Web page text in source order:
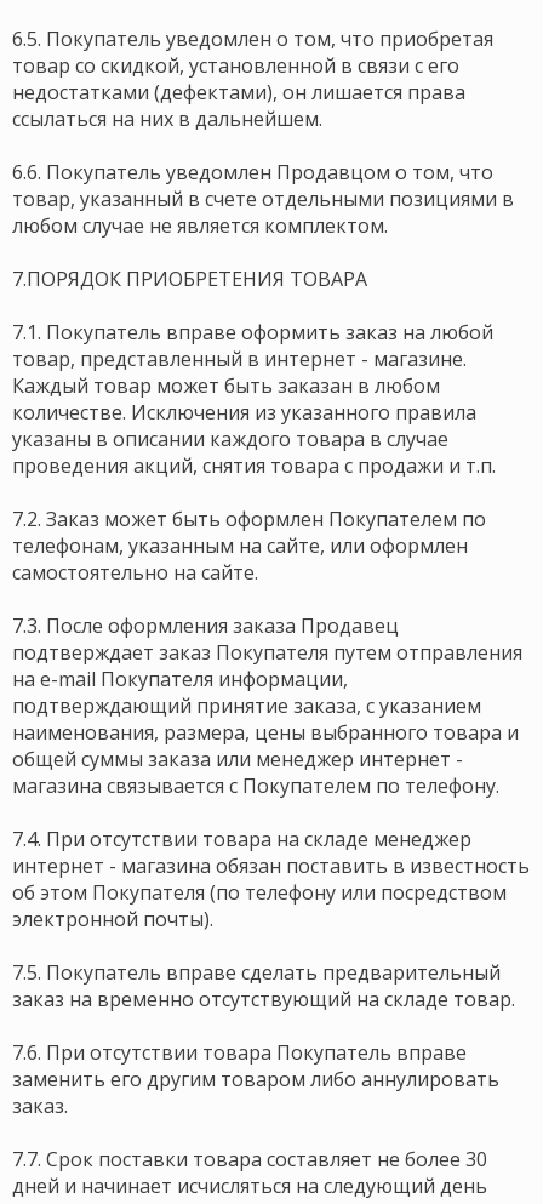
6.5. Покупатель уведомлен о том, что приобретая
товар со скидкой, установленной в связи с его
недостатками (дефектами), он лишается права
ссылаться на них в дальнейшем.
6.6. Покупатель уведомлен Продавцом о том, что
товар, указанный в счете отдельными позициями в
любом случае не является комплектом.
7.ПОРЯДОК ПРИОБРЕТЕНИЯ ТОВАРА
7.1. Покупатель вправе оформить заказ на любой
товар, представленный в интернет - магазине.
Каждый товар может быть заказан в любом
количестве. Исключения из указанного правила
указаны в описании каждого товара в случае
проведения акций, снятия товара с продажи и т.п.
7.2. Заказ может быть оформлен Покупателем по
телефонам, указанным на сайте, или оформлен
самостоятельно на сайте.
7.3. После оформления заказа Продавец
подтверждает заказ Покупателя путем отправления
на e-mail Покупателя информации,
подтверждающий принятие заказа, с указанием
наименования, размера, цены выбранного товара и
общей суммы заказа или менеджер интернет -
магазина связывается с Покупателем по телефону.
7.4. При отсутствии товара на складе менеджер
интернет - магазина обязан поставить в известность
об этом Покупателя (по телефону или посредством
электронной почты).
7.5. Покупатель вправе сделать предварительный
заказ на временно отсутствующий на складе товар.
7.6. При отсутствии товара Покупатель вправе
заменить его другим товаром либо аннулировать
заказ.
7.7. Срок поставки товара составляет не более 30
дней и начинает исчисляться на следующий день